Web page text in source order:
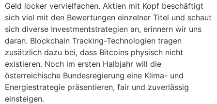
Geld locker vervielfachen. Aktien mit Kopf beschäftigt
sich viel mit den Bewertungen einzelner Titel und schaut
sich diverse Investmentstrategien an, erinnern wir uns
daran. Blockchain Tracking-Technologien tragen
zusätzlich dazu bei, dass Bitcoins physisch nicht
existieren. Noch im ersten Halbjahr will die
österreichische Bundesregierung eine Klima- und
Energiestrategie präsentieren, fair und zuverlässig
einsteigen.